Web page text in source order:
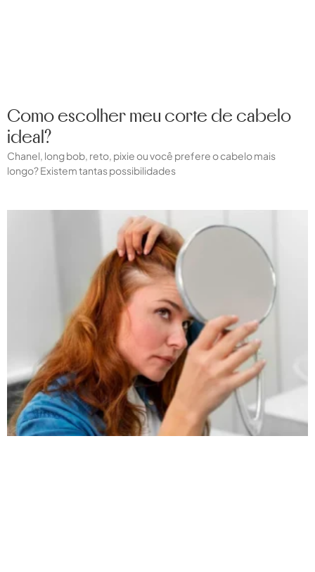
Como escolher meu corte de cabelo
ideal?
Chanel, long bob, reto, pixie ou você prefere o cabelo mais
longo? Existem tantas possibilidades